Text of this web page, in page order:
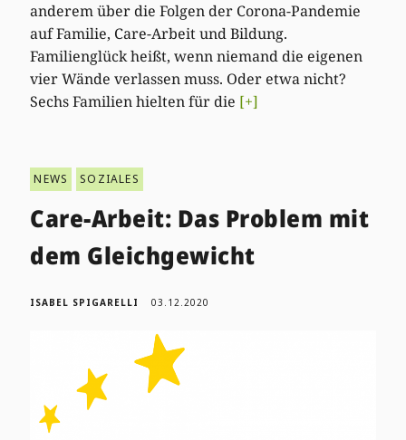
anderem über die Folgen der Corona-Pandemie
auf Familie, Care-Arbeit und Bildung.
Familienglück heißt, wenn niemand die eigenen
vier Wände verlassen muss. Oder etwa nicht?
Sechs Familien hielten für die [+]
NEWS SOZIALES
Care-Arbeit: Das Problem mit
dem Gleichgewicht
ISABEL SPIGARELLI 03.12.2020